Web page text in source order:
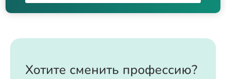
Хотите сменить профессию?